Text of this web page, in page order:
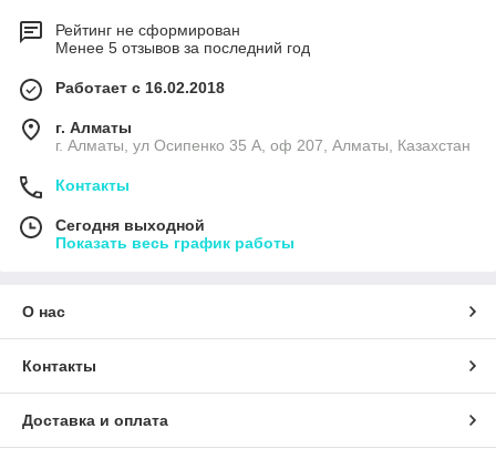
Рейтинг не сформирован
Менее 5 отзывов за последний год
Работает с 16.02.2018
г. Алматы
г. Алматы, ул Осипенко 35 А, оф 207, Алматы, Казахстан
Контакты
Сегодня выходной
Показать весь график работы
О нас
Контакты
Доставка и оплата